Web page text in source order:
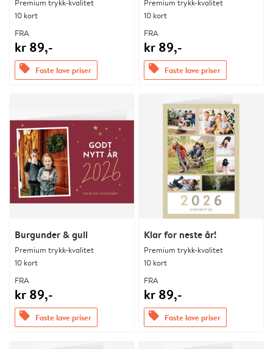
Premium trykk-kvalitet
10 kort
FRA
kr 89,-
offers Faste lave priser
Premium trykk-kvalitet
10 kort
FRA
kr 89,-
offers Faste lave priser
Burgunder & gull
Premium trykk-kvalitet
10 kort
FRA
kr 89,-
offers Faste lave priser
Klar for neste år!
Premium trykk-kvalitet
10 kort
FRA
kr 89,-
offers Faste lave priser